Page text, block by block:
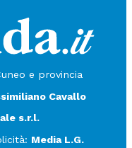
e provincia
Cavallo
s.r.l.
Media L.G.